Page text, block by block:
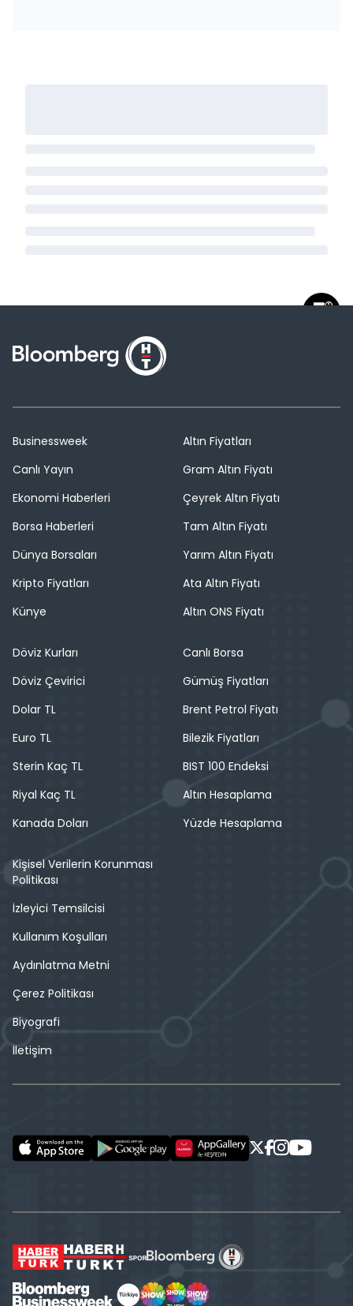
Businessweek
Canlı Yayın
Ekonomi Haberleri
Borsa Haberleri
Dünya Borsaları
Kripto Fiyatları
Künye
Altın Fiyatları
Gram Altın Fiyatı
Çeyrek Altın Fiyatı
Tam Altın Fiyatı
Yarım Altın Fiyatı
Ata Altın Fiyatı
Altın ONS Fiyatı
Döviz Kurları
Döviz Çevirici
Dolar TL
Euro TL
Sterin Kaç TL
Riyal Kaç TL
Kanada Doları
Canlı Borsa
Gümüş Fiyatları
Brent Petrol Fiyatı
Bilezik Fiyatları
BIST 100 Endeksi
Altın Hesaplama
Yüzde Hesaplama
Kişisel Verilerin Korunması
Politikası
İzleyici Temsilcisi
Kullanım Koşulları
Aydınlatma Metni
Çerez Politikası
Biyografi
İletişim